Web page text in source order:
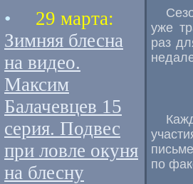
• 29 марта:
Зимняя блесна
на видео.
Максим
Балачевцев 15
серия. Подвес
при ловле окуня
на блесну
уже
раз
по